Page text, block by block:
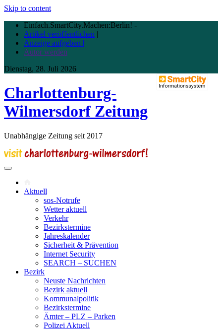
Skip to content
Einfach.SmartCity.Machen:Berlin! -
Artikel veröffentlichen |
Anzeige aufgeben |
Autor werden
Dienstag, 28. Juli 2026
Charlottenburg-
Wilmersdorf Zeitung
Unabhängige Zeitung seit 2017
Aktuell
sos-Notrufe
Wetter aktuell
Verkehr
Bezirkstermine
Jahreskalender
Sicherheit & Prävention
Internet Security
SEARCH – SUCHEN
Bezirk
Neuste Nachrichten
Bezirk aktuell
Kommunalpolitik
Bezirkstermine
Ämter – PLZ – Parken
Polizei Aktuell